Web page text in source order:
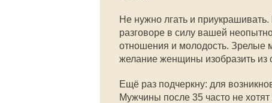
Не нужно лгать и приукрашивать.
разговоре в силу вашей
отношения и молодость. Зрелые
желание женщины изобразить из
Ещё раз подчеркну: для
Мужчины после 35 часто не